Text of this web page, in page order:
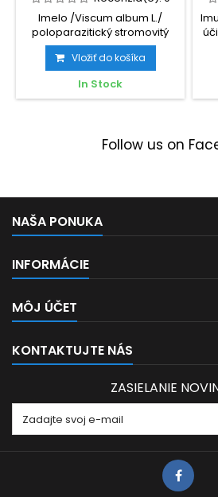
Imelo /Viscum album L./
poloparazitický stromovitý
ker sa vyskytuje podľa...
Vložiť do košíka
In Stock
Follow us on
NAŠA PONUKA
INFORMÁCIE
MÔJ ÚČET
KONTAKTUJTE NÁS
ZASIELANIE